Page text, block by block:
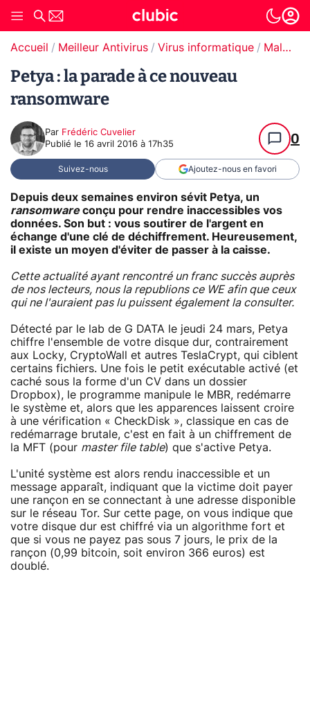
Accueil Meilleur Antivirus Virus informatique Malware / Ransomware
Petya : la parade à ce nouveau
ransomware
Par Frédéric Cuvelier
Publié le 16 avril 2016 à 17h35 0
Suivez-nous Ajoutez-nous en favori
Depuis deux semaines environ sévit Petya, un
ransomwareconçu pour rendre inaccessibles vos
données. Son but : vous soutirer de l'argent en
échange d'une clé de déchiffrement. Heureusement,
il existe un moyen d'éviter de passer à la caisse.
Cette actualité ayant rencontré un franc succès auprès
de nos lecteurs, nous la republions ce WE afin que ceux
qui ne l'auraient pas lu puissent également la consulter.
Détecté par le lab de G DATA le jeudi 24 mars, Petya
chiffre l'ensemble de votre disque dur, contrairement
aux Locky, CryptoWall et autres TeslaCrypt, qui ciblent
certains fichiers. Une fois le petit exécutable activé (et
caché sous la forme d'un CV dans un dossier
Dropbox), le programme manipule le MBR, redémarre
le système et, alors que les apparences laissent croire
à une vérification « CheckDisk », classique en cas de
redémarrage brutale, c'est en fait à un chiffrement de
la MFT (pour master file table) que s'active Petya.
L'unité système est alors rendu inaccessible et un
message apparaît, indiquant que la victime doit payer
une rançon en se connectant à une adresse disponible
sur le réseau Tor. Sur cette page, on vous indique que
votre disque dur est chiffré via un algorithme fort et
que si vous ne payez pas sous 7 jours, le prix de la
rançon (0,99 bitcoin, soit environ 366 euros) est
doublé.